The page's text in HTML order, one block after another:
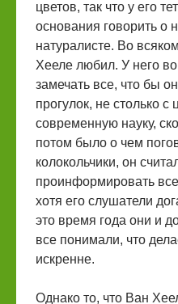
цветов, так что у его
основания говорить о
натуралисте. Во
Хееле любил. У него
замечать все, что бы
прогулок, не столько с
современную науку,
потом было о чем
колокольчики, он
проинформировать
хотя его слушатели
это время года они и
все понимали, что
искренне.
Однако то, что Ван